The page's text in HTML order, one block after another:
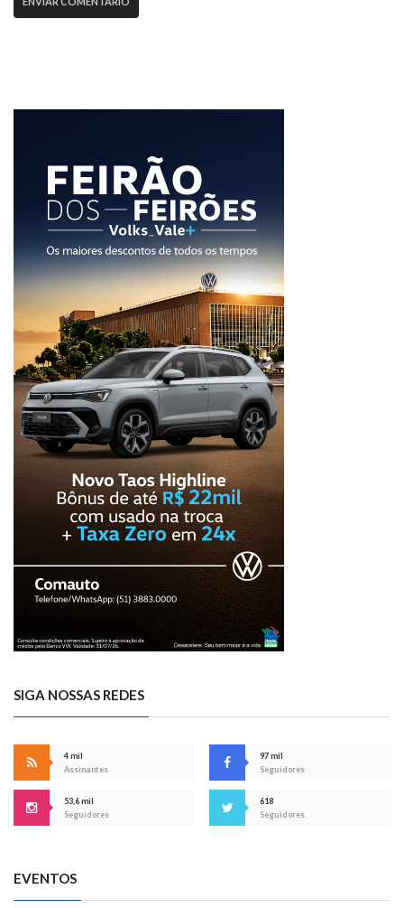
SIGA NOSSAS REDES
4 mil
Assinantes
97 mil
Seguidores
53,6 mil
Seguidores
618
Seguidores
EVENTOS